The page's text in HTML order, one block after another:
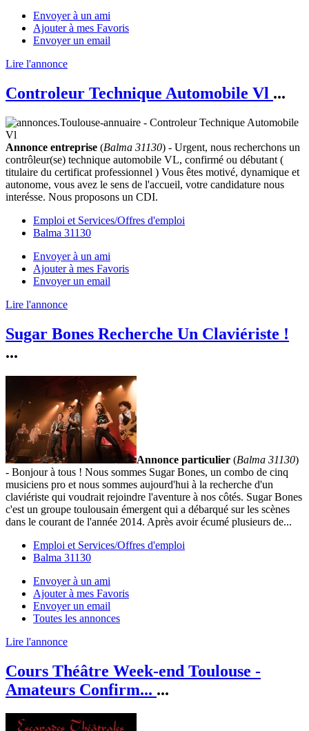
Envoyer à un ami
Ajouter à mes Favoris
Envoyer un email
Lire l'annonce
Controleur Technique Automobile Vl ...
Annonce entreprise (Balma 31130) - Urgent, nous recherchons un
contrôleur(se) technique automobile VL, confirmé ou débutant (
titulaire du certificat professionnel ) Vous êtes motivé, dynamique et
autonome, vous avez le sens de l'accueil, votre candidature nous
interésse. Nous proposons un CDI.
Emploi et Services/Offres d'emploi
Balma 31130
Envoyer à un ami
Ajouter à mes Favoris
Envoyer un email
Lire l'annonce
Sugar Bones Recherche Un Claviériste !
...
Annonce particulier (Balma 31130)
- Bonjour à tous ! Nous sommes Sugar Bones, un combo de cinq
musiciens pro et nous sommes aujourd'hui à la recherche d'un
claviériste qui voudrait rejoindre l'aventure à nos côtés. Sugar Bones
c'est un groupe toulousain émergent qui a débarqué sur les scènes
dans le courant de l'année 2014. Après avoir écumé plusieurs de...
Emploi et Services/Offres d'emploi
Balma 31130
Envoyer à un ami
Ajouter à mes Favoris
Envoyer un email
Toutes les annonces
Lire l'annonce
Cours Théâtre Week-end Toulouse -
Amateurs Confirm... ...